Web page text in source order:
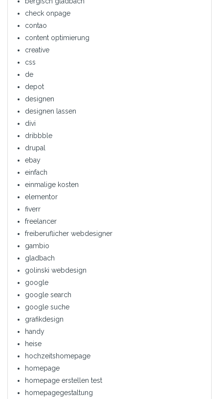
check onpage
contao
content optimierung
creative
css
de
depot
designen
designen lassen
divi
dribbble
drupal
ebay
einfach
einmalige kosten
elementor
fiverr
freelancer
freiberuflicher webdesigner
gambio
gladbach
golinski webdesign
google
google search
google suche
grafikdesign
handy
heise
hochzeitshomepage
homepage
homepage erstellen test
homepagegestaltung